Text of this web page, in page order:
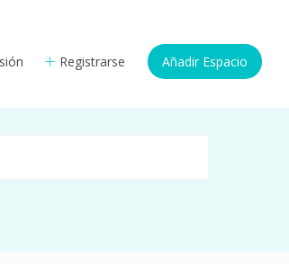
Registrarse Añadir Espacio